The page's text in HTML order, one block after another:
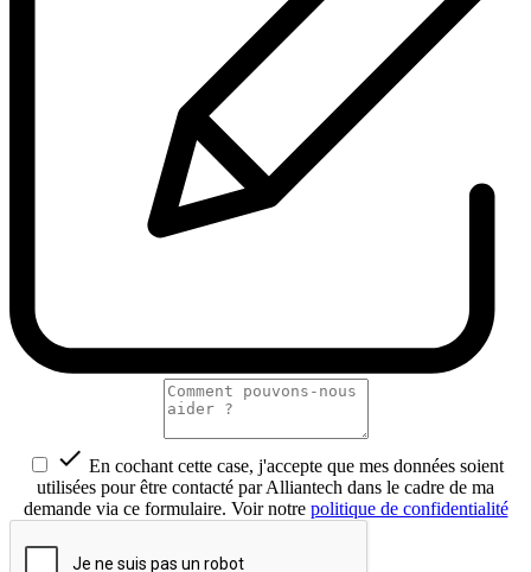
 En cochant cette case, j'accepte que mes données soient
utilisées pour être contacté par Alliantech dans le cadre de ma
demande via ce formulaire. Voir notre politique de confidentialité